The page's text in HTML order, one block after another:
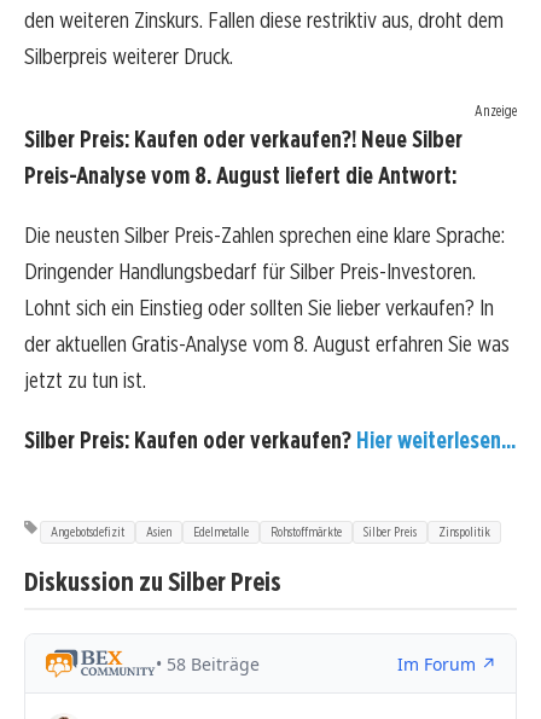
den weiteren Zinskurs. Fallen diese restriktiv aus, droht dem
Silberpreis weiterer Druck.
Anzeige
Silber Preis: Kaufen oder verkaufen?! Neue Silber
Preis-Analyse vom 8. August liefert die Antwort:
Die neusten Silber Preis-Zahlen sprechen eine klare Sprache:
Dringender Handlungsbedarf für Silber Preis-Investoren.
Lohnt sich ein Einstieg oder sollten Sie lieber verkaufen? In
der aktuellen Gratis-Analyse vom 8. August erfahren Sie was
jetzt zu tun ist.
Silber Preis: Kaufen oder verkaufen? Hier weiterlesen...
Angebotsdefizit Asien Edelmetalle Rohstoffmärkte Silber Preis Zinspolitik
Diskussion zu Silber Preis